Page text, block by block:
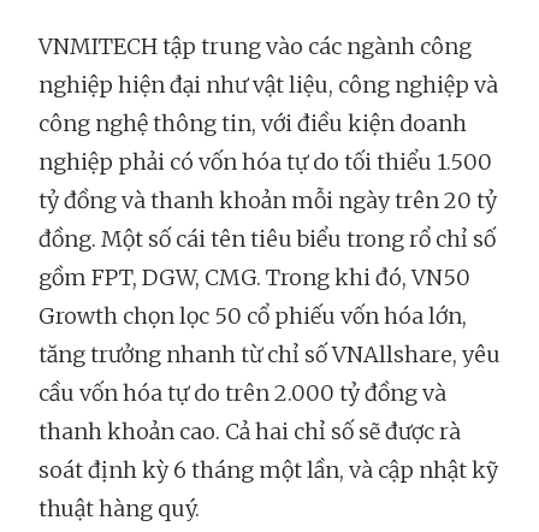
VNMITECH tập trung vào các ngành công
nghiệp hiện đại như vật liệu, công nghiệp và
công nghệ thông tin, với điều kiện doanh
nghiệp phải có vốn hóa tự do tối thiểu 1.500
tỷ đồng và thanh khoản mỗi ngày trên 20 tỷ
đồng. Một số cái tên tiêu biểu trong rổ chỉ số
gồm FPT, DGW, CMG. Trong khi đó, VN50
Growth chọn lọc 50 cổ phiếu vốn hóa lớn,
tăng trưởng nhanh từ chỉ số VNAllshare, yêu
cầu vốn hóa tự do trên 2.000 tỷ đồng và
thanh khoản cao. Cả hai chỉ số sẽ được rà
soát định kỳ 6 tháng một lần, và cập nhật kỹ
thuật hàng quý.